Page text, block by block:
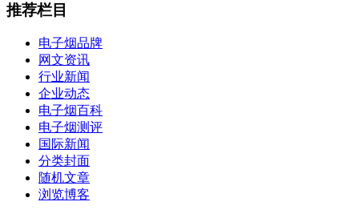
推荐栏目
电子烟品牌
网文资讯
行业新闻
企业动态
电子烟百科
电子烟测评
国际新闻
分类封面
随机文章
浏览博客